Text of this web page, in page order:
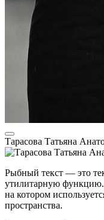
Тарасова Татьяна
Рыбный текст — это
утилитарную функцию.
на котором
пространства.